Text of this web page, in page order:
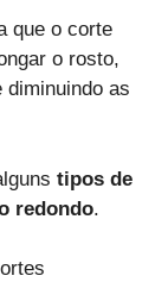
que o corte
o rosto,
diminuindo as
tipos de
redondo.